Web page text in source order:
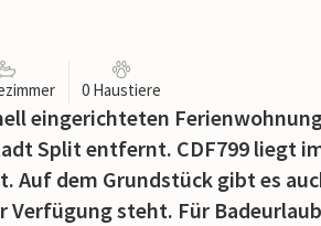
0 Haustiere
eingerichteten
Split entfernt. CDF799 liegt
Auf dem Grundstück gibt es
steht. Für